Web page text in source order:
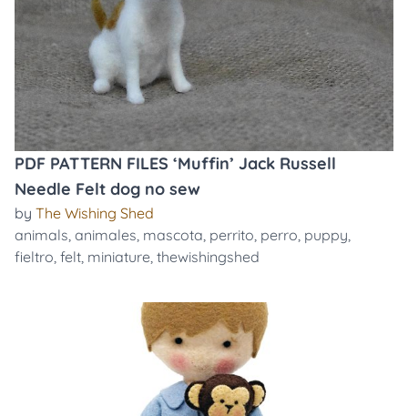
PDF PATTERN FILES ‘Muffin’ Jack Russell
Needle Felt dog no sew
by The Wishing Shed
animals, animales, mascota, perrito, perro, puppy,
fieltro, felt, miniature, thewishingshed